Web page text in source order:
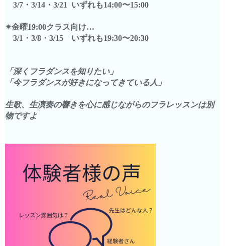
3/7・3/14・3/21 いずれも14:00〜15:00
✴︎金曜19:00クラス向け…
3/1・3/8・3/15 いずれも19:30〜20:30
「深くフラダンスを知りたい」
「今フラダンスが好きになってきている人」
生歌、生演奏の響きを心に感じながらのフラレッスンは別
物ですよ